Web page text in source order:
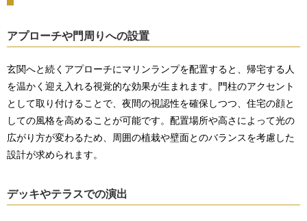
アプローチや門周りへの設置
玄関へと続くアプローチにマリンランプを配置すると、帰宅する人
を温かく迎え入れる視覚的な効果が生まれます。門柱のアクセント
として取り付けることで、夜間の視認性を確保しつつ、住宅の顔と
しての風格を高めることが可能です。配置場所や高さによって光の
広がり方が変わるため、周囲の植栽や壁面とのバランスを考慮した
設計が求められます。
デッキやテラスでの演出